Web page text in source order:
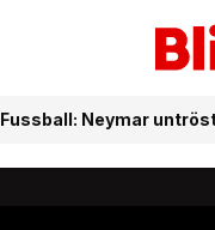
Fussball: Neymar